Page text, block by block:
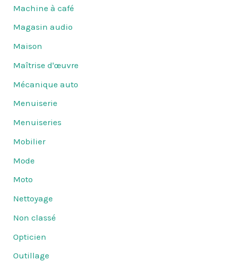
Machine à café
Magasin audio
Maison
Maîtrise d'œuvre
Mécanique auto
Menuiserie
Menuiseries
Mobilier
Mode
Moto
Nettoyage
Non classé
Opticien
Outillage